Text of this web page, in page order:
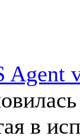
Agent
в